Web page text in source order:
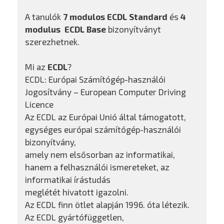
A tanulók 7 modulos ECDL Standard és 4
modulus ECDL Base bizonyítványt
szerezhetnek.
Mi az ECDL?
ECDL: Európai Számítógép-használói
Jogosítvány – European Computer Driving
Licence
Az ECDL az Európai Unió által támogatott,
egységes európai számítógép-használói
bizonyítvány,
amely nem elsősorban az informatikai,
hanem a felhasználói ismereteket, az
informatikai írástudás
meglétét hivatott igazolni.
Az ECDL finn ötlet alapján 1996. óta létezik.
Az ECDL gyártófüggetlen,